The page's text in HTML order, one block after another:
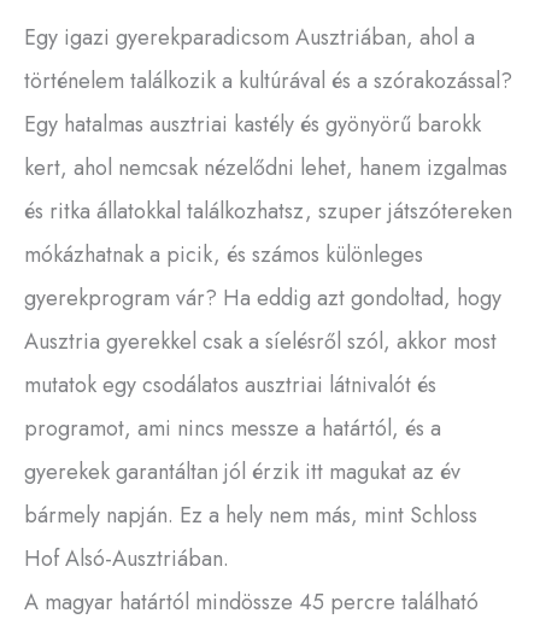
Egy igazi gyerekparadicsom Ausztriában, ahol a
történelem találkozik a kultúrával és a szórakozással?
Egy hatalmas ausztriai kastély és gyönyörű barokk
kert, ahol nemcsak nézelődni lehet, hanem izgalmas
és ritka állatokkal találkozhatsz, szuper játszótereken
mókázhatnak a picik, és számos különleges
gyerekprogram vár? Ha eddig azt gondoltad, hogy
Ausztria gyerekkel csak a síelésről szól, akkor most
mutatok egy csodálatos ausztriai látnivalót és
programot, ami nincs messze a határtól, és a
gyerekek garantáltan jól érzik itt magukat az év
bármely napján. Ez a hely nem más, mint Schloss
Hof Alsó-Ausztriában.
A magyar határtól mindössze 45 percre található